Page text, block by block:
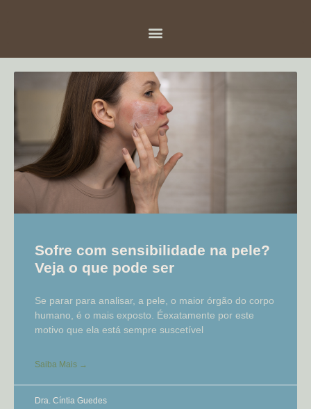
Sofre com sensibilidade na pele?
Veja o que pode ser
Se parar para analisar, a pele, o maior órgão do corpo
humano, é o mais exposto. Éexatamente por este
motivo que ela está sempre suscetível
Saiba Mais →
Dra. Cíntia Guedes